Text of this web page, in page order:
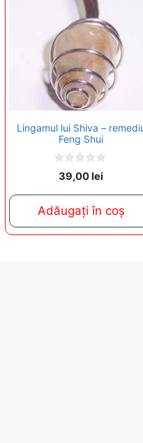
Lingamul lui Shiva –
Feng Shui
0
o
o
5
39,00lei
Adăugați în coș